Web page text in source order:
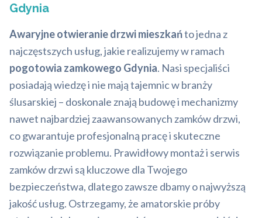
Gdynia
Awaryjne otwieranie drzwi mieszkańto jedna z
najczęstszych usług, jakie realizujemy w ramach
pogotowia zamkowego Gdynia. Nasi specjaliści
posiadają wiedzę i nie mają tajemnic w branży
ślusarskiej – doskonale znają budowę i mechanizmy
nawet najbardziej zaawansowanych zamków drzwi,
co gwarantuje profesjonalną pracę i skuteczne
rozwiązanie problemu. Prawidłowy montaż i serwis
zamków drzwi są kluczowe dla Twojego
bezpieczeństwa, dlatego zawsze dbamy o najwyższą
jakość usług. Ostrzegamy, że amatorskie próby